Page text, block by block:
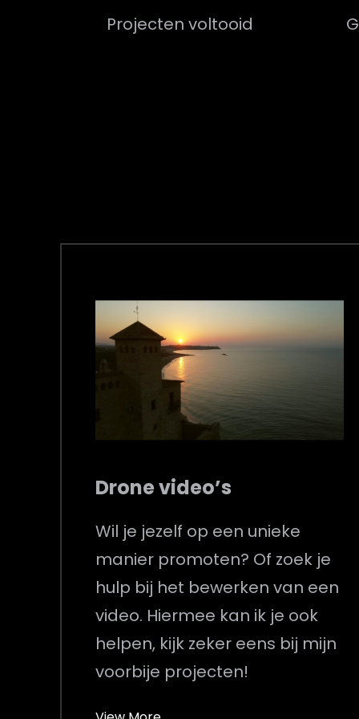
Projecten voltooid
Drone video’s
Wil je jezelf op een unieke
manier promoten? Of zoek je
hulp bij het bewerken van een
video. Hiermee kan ik je ook
helpen, kijk zeker eens bij mijn
voorbije projecten!